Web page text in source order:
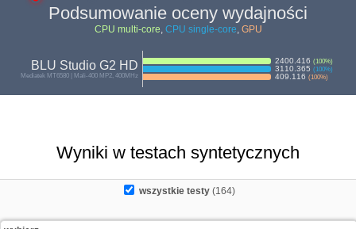
Podsumowanie oceny wydajności
CPU multi-core, CPU single-core, GPU
BLU Studio G2 HD
Mediatek MT6580 | Mali-400 MP2, 400MHz
2400.416 (100%)
3110.365 (100%)
409.116 (100%)
Wyniki w testach syntetycznych
wszystkie testy (164)